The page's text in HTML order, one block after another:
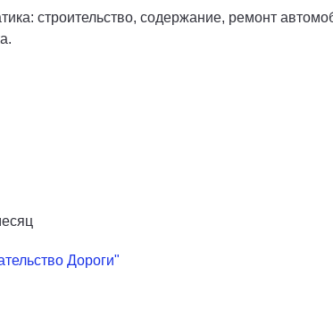
строительство, содержание, ремонт
Дороги"